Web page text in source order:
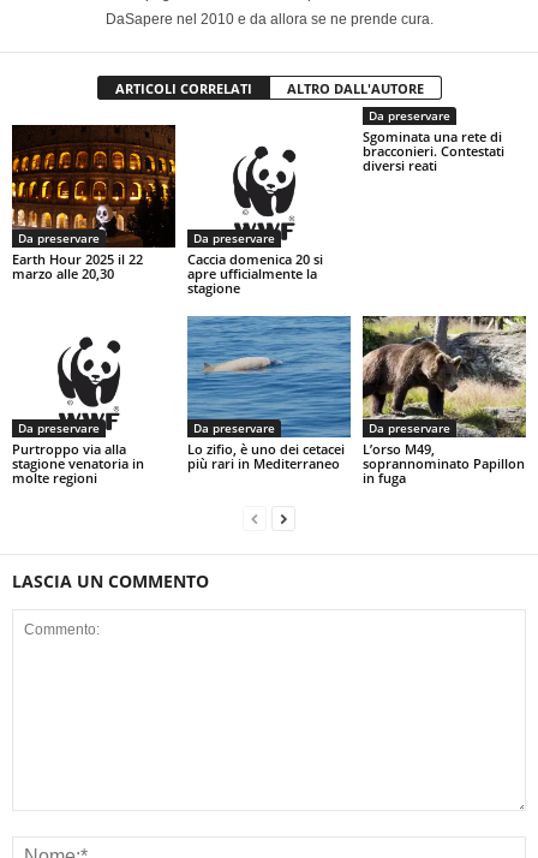
DaSapere nel 2010 e da allora se ne prende cura.
ARTICOLI CORRELATI ALTRO DALL'AUTORE
Da preservare
Earth Hour 2025 il 22
marzo alle 20,30
Da preservare
Caccia domenica 20 si
apre ufficialmente la
stagione
Da preservare
Sgominata una rete di
bracconieri. Contestati
diversi reati
Da preservare
Purtroppo via alla
stagione venatoria in
molte regioni
Da preservare
Lo zifio, è uno dei cetacei
più rari in Mediterraneo
Da preservare
L’orso M49,
soprannominato Papillon
in fuga
LASCIA UN COMMENTO